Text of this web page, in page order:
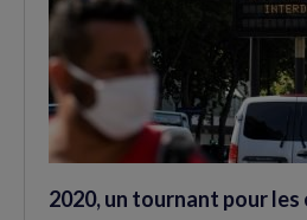
2020, un tournant pour les